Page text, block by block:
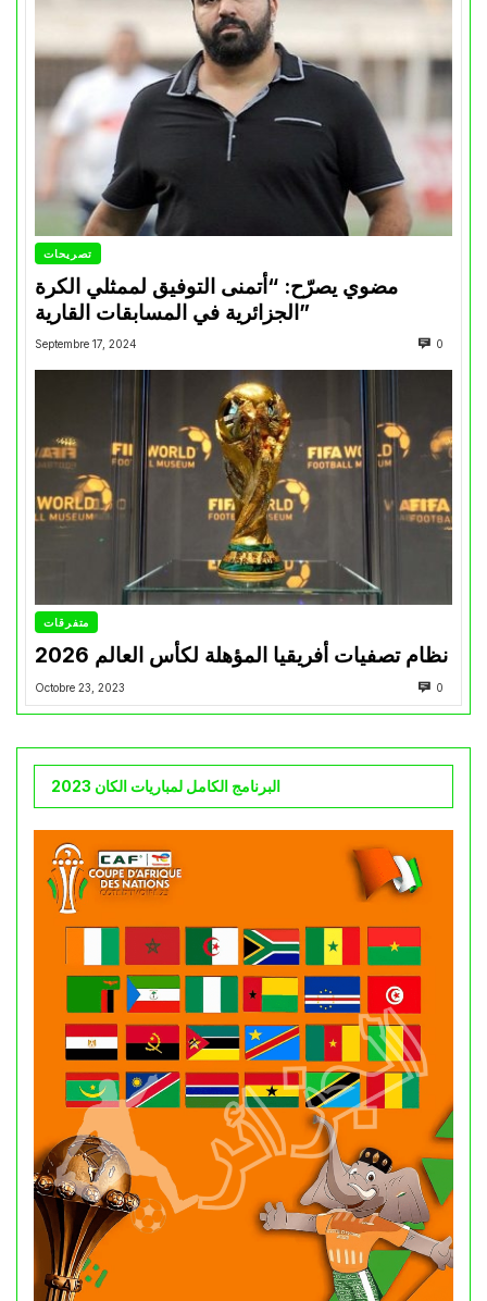
تصريحات
مضوي يصرّح: “أتمنى التوفيق لممثلي الكرة
الجزائرية في المسابقات القارية”
Septembre 17, 2024 0
متفرقات
نظام تصفيات أفريقيا المؤهلة لكأس العالم 2026
Octobre 23, 2023 0
البرنامج الكامل لمباريات الكان 2023